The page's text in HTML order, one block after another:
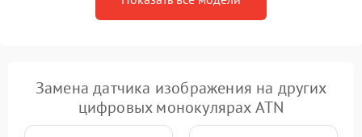
Замена датчика изображения на других
цифровых монокулярах ATN